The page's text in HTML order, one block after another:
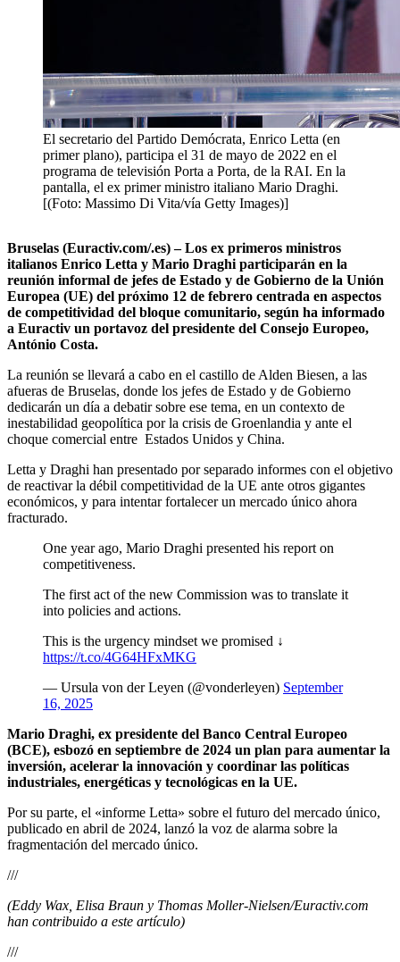
El secretario del Partido Demócrata, Enrico Letta (en
primer plano), participa el 31 de mayo de 2022 en el
programa de televisión Porta a Porta, de la RAI. En la
pantalla, el ex primer ministro italiano Mario Draghi.
[(Foto: Massimo Di Vita/vía Getty Images)]
Bruselas (Euractiv.com/.es) – Los ex primeros ministros
italianos Enrico Letta y Mario Draghi participarán en la
reunión informal de jefes de Estado y de Gobierno de la Unión
Europea (UE) del próximo 12 de febrero centrada en aspectos
de competitividad del bloque comunitario, según ha informado
a Euractiv un portavoz del presidente del Consejo Europeo,
António Costa.
La reunión se llevará a cabo en el castillo de Alden Biesen, a las
afueras de Bruselas, donde los jefes de Estado y de Gobierno
dedicarán un día a debatir sobre ese tema, en un contexto de
inestabilidad geopolítica por la crisis de Groenlandia y ante el
choque comercial entre Estados Unidos y China.
Letta y Draghi han presentado por separado informes con el objetivo
de reactivar la débil competitividad de la UE ante otros gigantes
económicos, y para intentar fortalecer un mercado único ahora
fracturado.
One year ago, Mario Draghi presented his report on
competitiveness.
The first act of the new Commission was to translate it
into policies and actions.
This is the urgency mindset we promised ↓
https://t.co/4G64HFxMKG
— Ursula von der Leyen (@vonderleyen) September
16, 2025
Mario Draghi, ex presidente del Banco Central Europeo
(BCE), esbozó en septiembre de 2024 un plan para aumentar la
inversión, acelerar la innovación y coordinar las políticas
industriales, energéticas y tecnológicas en la UE.
Por su parte, el «informe Letta» sobre el futuro del mercado único,
publicado en abril de 2024, lanzó la voz de alarma sobre la
fragmentación del mercado único.
///
(Eddy Wax, Elisa Braun y Thomas Moller-Nielsen/Euractiv.com
han contribuido a este artículo)
///